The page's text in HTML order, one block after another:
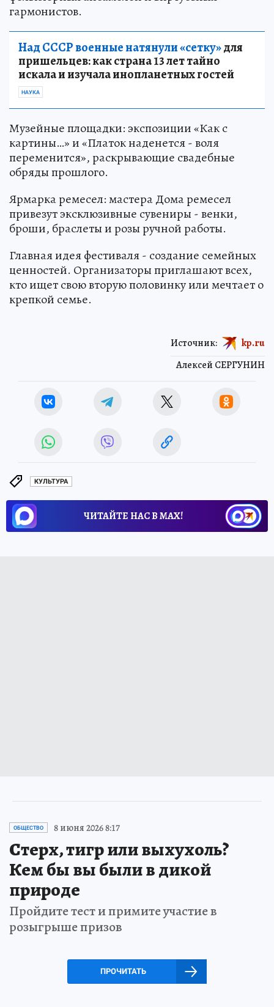
гармонистов.
Над СССР военные натянули «сетку»для
пришельцев: как страна 13 лет тайно
искала и изучала инопланетных гостей
НАУКА
Музейные площадки: экспозиции «Как с
картины…» и «Платок наденется - воля
переменится», раскрывающие свадебные
обряды прошлого.
Ярмарка ремесел: мастера Дома ремесел
привезут эксклюзивные сувениры - венки,
броши, браслеты и розы ручной работы.
Главная идея фестиваля - создание семейных
ценностей. Организаторы приглашают всех,
кто ищет свою вторую половинку или мечтает о
крепкой семье.
Алексей СЕРГУНИН
Источник: kp.ru
КУЛЬТУРА
ЧИТАЙТЕ НАС В МАХ!
ОБЩЕСТВО 8 июня 2026 8:17
Стерх, тигр или выхухоль?
Кем бы вы были в дикой
природе
Пройдите тест и примите участие в
розыгрыше призов
ПРОЧИТАТЬ